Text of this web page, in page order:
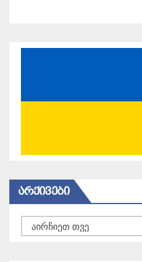
ᲐᲠᲥᲘᲕᲔᲑᲘ
არქივები